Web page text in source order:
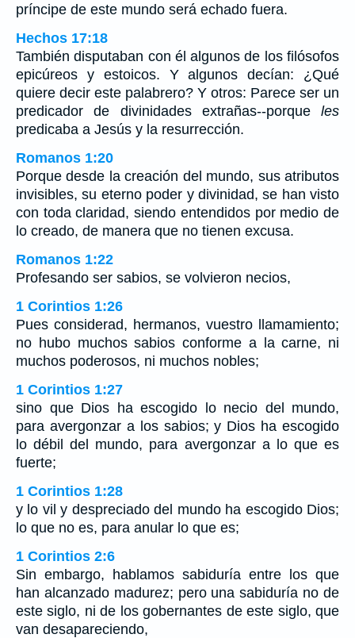
príncipe de este mundo será echado fuera.
Hechos 17:18
También disputaban con él algunos de los filósofos
epicúreos y estoicos. Y algunos decían: ¿Qué
quiere decir este palabrero? Y otros: Parece ser un
predicador de divinidades extrañas--porque les
predicaba a Jesús y la resurrección.
Romanos 1:20
Porque desde la creación del mundo, sus atributos
invisibles, su eterno poder y divinidad, se han visto
con toda claridad, siendo entendidos por medio de
lo creado, de manera que no tienen excusa.
Romanos 1:22
Profesando ser sabios, se volvieron necios,
1 Corintios 1:26
Pues considerad, hermanos, vuestro llamamiento;
no hubo muchos sabios conforme a la carne, ni
muchos poderosos, ni muchos nobles;
1 Corintios 1:27
sino que Dios ha escogido lo necio del mundo,
para avergonzar a los sabios; y Dios ha escogido
lo débil del mundo, para avergonzar a lo que es
fuerte;
1 Corintios 1:28
y lo vil y despreciado del mundo ha escogido Dios;
lo que no es, para anular lo que es;
1 Corintios 2:6
Sin embargo, hablamos sabiduría entre los que
han alcanzado madurez; pero una sabiduría no de
este siglo, ni de los gobernantes de este siglo, que
van desapareciendo,